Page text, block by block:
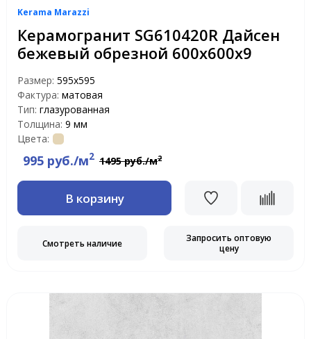
Kerama Marazzi
Керамогранит SG610420R Дайсен
бежевый обрезной 600х600х9
Размер: 595x595
Фактура: матовая
Тип: глазурованная
Толщина: 9 мм
Цвета:
995 руб./м2 1495 руб./м2
В корзину
Смотреть наличие
Запросить оптовую
цену